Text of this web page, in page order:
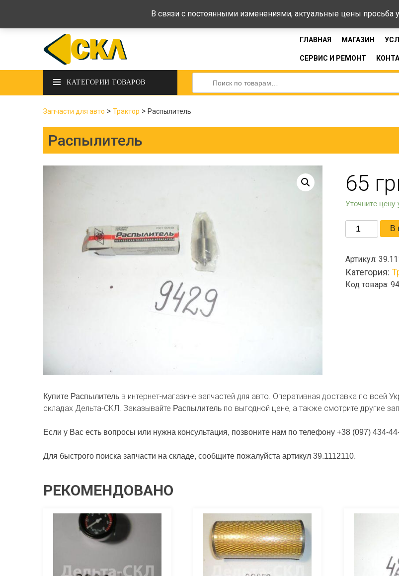
+38 (097) 434-44-33
ГЛАВНАЯ МАГАЗИН
СЕРВИС И РЕМОНТ
КАТЕГОРИИ ТОВАРОВ
Искать:
Запчасти для авто > Трактор > Распылитель
Распылитель
65
Уточните
Количество
товара
В
Артикул:
Категория:
Код товара:
Купите Распылитель в интернет-магазине запчастей для авто. Оперативная доставка по всей
складах Дельта-СКЛ. Заказывайте Распылитель по выгодной цене, а также смотрите другие
Если у Вас есть вопросы или нужна консультация, позвоните нам по телефону +38 (097) 434-
Для быстрого поиска запчасти на складе, сообщите пожалуйста артикул 39.1112110.
РЕКОМЕНДОВАНО
В связи с постоянными изменениями, актуальные цены просьба